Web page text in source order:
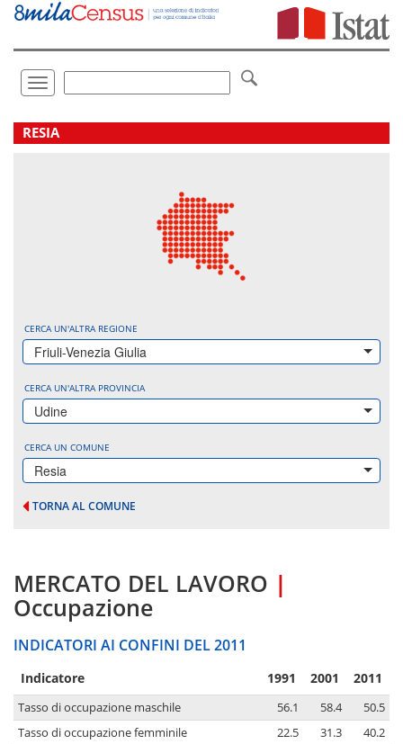
Vai
direttamente
Toggle
navigation
.
RESIA
CERCA UN'ALTRA REGIONE
Friuli-Venezia Giulia
CERCA UN'ALTRA PROVINCIA
Udine
CERCA UN COMUNE
Resia
TORNA AL COMUNE
MERCATO DEL LAVORO |
Occupazione
INDICATORI AI CONFINI DEL 2011
Indicatore 1991 2001 2011
Tasso di occupazione maschile 56.1 58.4
50.5
Tasso di occupazione femminile
22.5 31.3
40.2